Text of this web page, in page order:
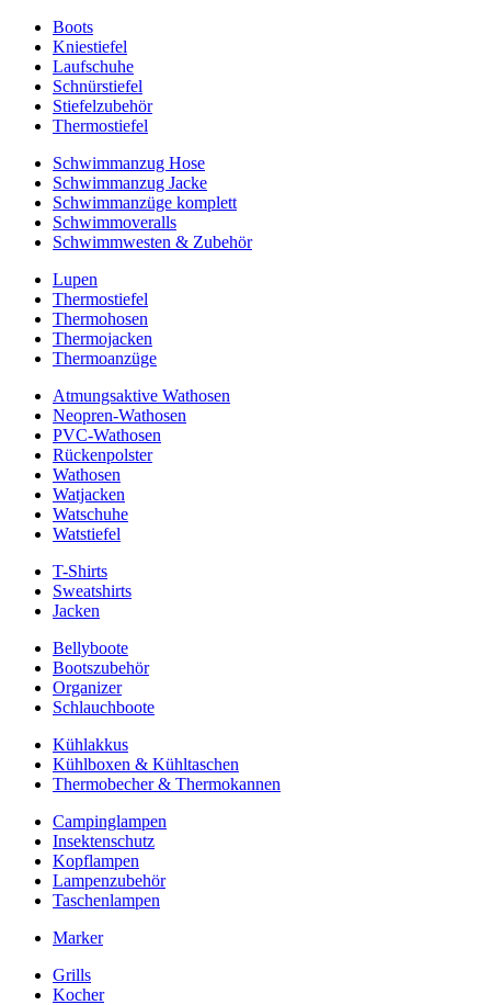
Boots
Kniestiefel
Laufschuhe
Schnürstiefel
Stiefelzubehör
Thermostiefel
Schwimmanzug Hose
Schwimmanzug Jacke
Schwimmanzüge komplett
Schwimmoveralls
Schwimmwesten & Zubehör
Lupen
Thermostiefel
Thermohosen
Thermojacken
Thermoanzüge
Atmungsaktive Wathosen
Neopren-Wathosen
PVC-Wathosen
Rückenpolster
Wathosen
Watjacken
Watschuhe
Watstiefel
T-Shirts
Sweatshirts
Jacken
Bellyboote
Bootszubehör
Organizer
Schlauchboote
Kühlakkus
Kühlboxen & Kühltaschen
Thermobecher & Thermokannen
Campinglampen
Insektenschutz
Kopflampen
Lampenzubehör
Taschenlampen
Marker
Grills
Kocher